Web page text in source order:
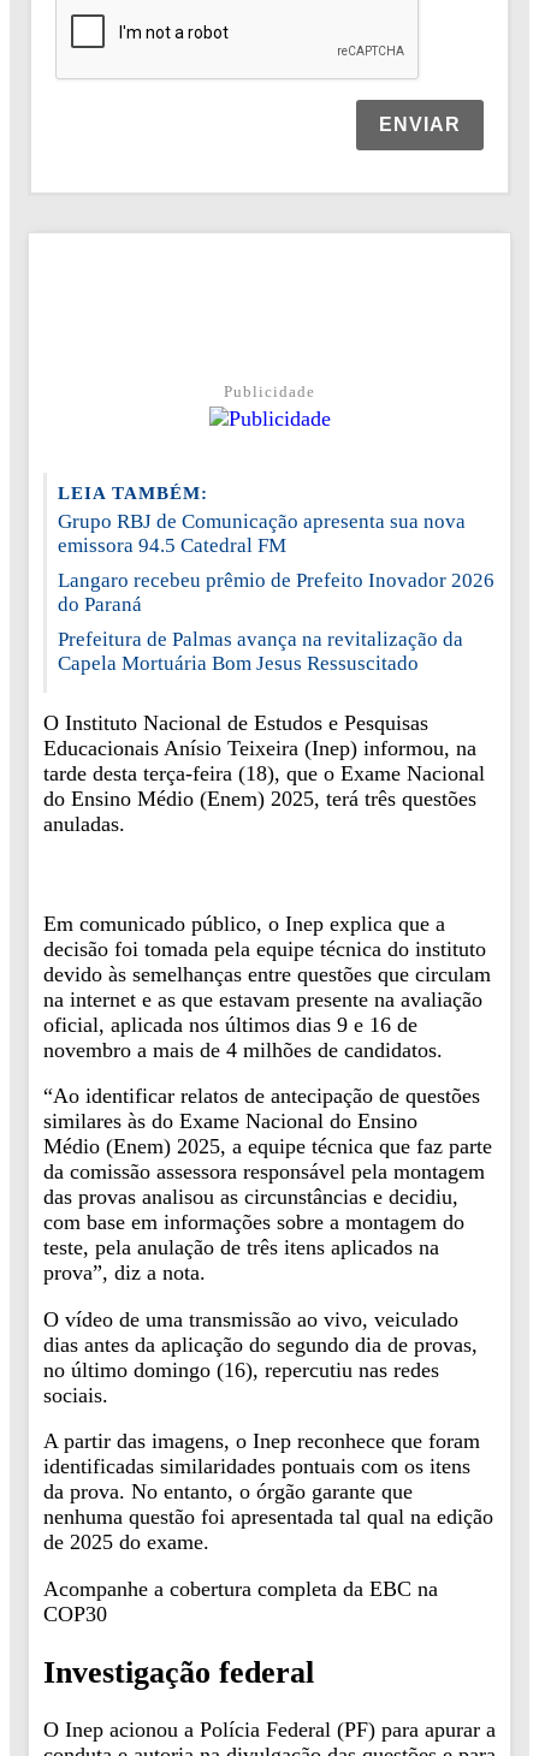
ENVIAR
Publicidade
LEIA TAMBÉM:
Grupo RBJ de Comunicação apresenta sua nova
emissora 94.5 Catedral FM
Langaro recebeu prêmio de Prefeito Inovador 2026
do Paraná
Prefeitura de Palmas avança na revitalização da
Capela Mortuária Bom Jesus Ressuscitado
O Instituto Nacional de Estudos e Pesquisas
Educacionais Anísio Teixeira (Inep) informou, na
tarde desta terça-feira (18), que o Exame Nacional
do Ensino Médio (Enem) 2025, terá três questões
anuladas.
Em comunicado público, o Inep explica que a
decisão foi tomada pela equipe técnica do instituto
devido às semelhanças entre questões que circulam
na internet e as que estavam presente na avaliação
oficial, aplicada nos últimos dias 9 e 16 de
novembro a mais de 4 milhões de candidatos.
“Ao identificar relatos de antecipação de questões
similares às do Exame Nacional do Ensino
Médio (Enem) 2025, a equipe técnica que faz parte
da comissão assessora responsável pela montagem
das provas analisou as circunstâncias e decidiu,
com base em informações sobre a montagem do
teste, pela anulação de três itens aplicados na
prova”, diz a nota.
O vídeo de uma transmissão ao vivo, veiculado
dias antes da aplicação do segundo dia de provas,
no último domingo (16), repercutiu nas redes
sociais.
A partir das imagens, o Inep reconhece que foram
identificadas similaridades pontuais com os itens
da prova. No entanto, o órgão garante que
nenhuma questão foi apresentada tal qual na edição
de 2025 do exame.
Acompanhe a cobertura completa da EBC na
COP30
Investigação federal
O Inep acionou a Polícia Federal (PF) para apurar a